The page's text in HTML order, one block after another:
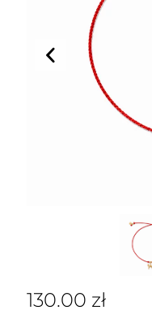
130.00 zł